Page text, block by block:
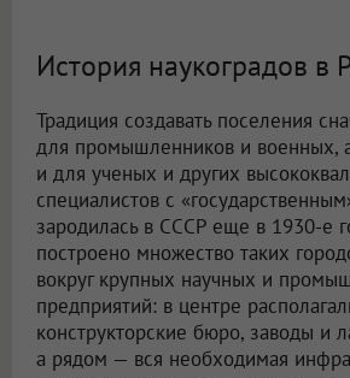
История наукоградов в
Традиция создавать поселения
для промышленников и военных,
и для ученых и других
специалистов с
зародилась в СССР еще в 1930-е
построено множество таких
вокруг крупных научных и
предприятий: в центре
конструкторские бюро, заводы и
а рядом — вся необходимая